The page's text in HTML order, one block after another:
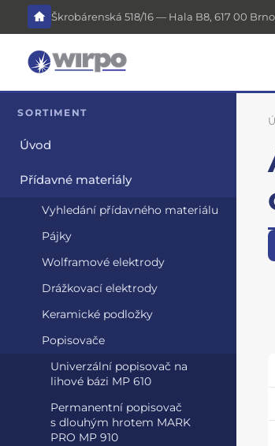
Škrobárenská 518/16 — Hala B8, 617 00 Brno
SORTIMENT
Úvod
Přídavné materiály
Vyhledání přídavného materiálu
Pájky
Wolframové elektrody
Drážkovací elektrody
Keramické podložky
Popisovače
Univerzální popisovač na
lihové bázi MP 610
Permanentní popisovač
s dlouhým hrotem MARK
PRO MP 910